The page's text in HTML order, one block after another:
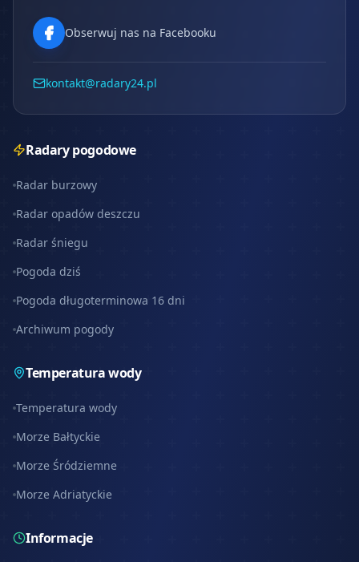
Obserwuj nas na Facebooku
kontakt@radary24.pl
Radary pogodowe
Radar burzowy
Radar opadów deszczu
Radar śniegu
Pogoda dziś
Pogoda długoterminowa 16 dni
Archiwum pogody
Temperatura wody
Temperatura wody
Morze Bałtyckie
Morze Śródziemne
Morze Adriatyckie
Informacje